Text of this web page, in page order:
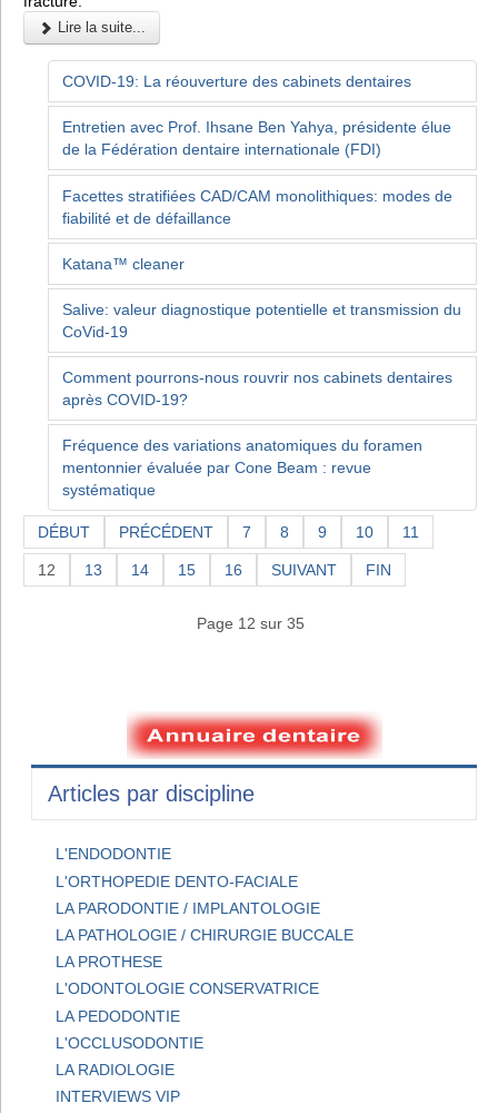
Lire la suite...
COVID-19: La réouverture des cabinets dentaires
Entretien avec Prof. Ihsane Ben Yahya, présidente élue
de la Fédération dentaire internationale (FDI)
Facettes stratifiées CAD/CAM monolithiques: modes de
fiabilité et de défaillance
Katana™ cleaner
Salive: valeur diagnostique potentielle et transmission du
CoVid-19
Comment pourrons-nous rouvrir nos cabinets dentaires
après COVID-19?
Fréquence des variations anatomiques du foramen
mentonnier évaluée par Cone Beam : revue
systématique
DÉBUT PRÉCÉDENT 7 8 9 10 11
12 13 14 15 16 SUIVANT FIN
Page 12 sur 35
Articles par discipline
L'ENDODONTIE
L'ORTHOPEDIE DENTO-FACIALE
LA PARODONTIE / IMPLANTOLOGIE
LA PATHOLOGIE / CHIRURGIE BUCCALE
LA PROTHESE
L'ODONTOLOGIE CONSERVATRICE
LA PEDODONTIE
L'OCCLUSODONTIE
LA RADIOLOGIE
INTERVIEWS VIP